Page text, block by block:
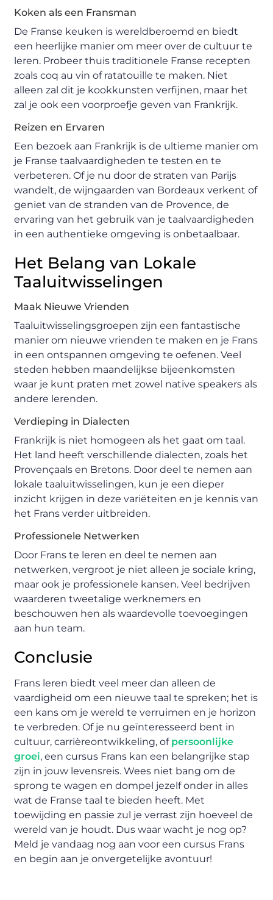
Koken als een Fransman
De Franse keuken is wereldberoemd en biedt
een heerlijke manier om meer over de cultuur te
leren. Probeer thuis traditionele Franse recepten
zoals coq au vin of ratatouille te maken. Niet
alleen zal dit je kookkunsten verfijnen, maar het
zal je ook een voorproefje geven van Frankrijk.
Reizen en Ervaren
Een bezoek aan Frankrijk is de ultieme manier om
je Franse taalvaardigheden te testen en te
verbeteren. Of je nu door de straten van Parijs
wandelt, de wijngaarden van Bordeaux verkent of
geniet van de stranden van de Provence, de
ervaring van het gebruik van je taalvaardigheden
in een authentieke omgeving is onbetaalbaar.
Het Belang van Lokale
Taaluitwisselingen
Maak Nieuwe Vrienden
Taaluitwisselingsgroepen zijn een fantastische
manier om nieuwe vrienden te maken en je Frans
in een ontspannen omgeving te oefenen. Veel
steden hebben maandelijkse bijeenkomsten
waar je kunt praten met zowel native speakers als
andere lerenden.
Verdieping in Dialecten
Frankrijk is niet homogeen als het gaat om taal.
Het land heeft verschillende dialecten, zoals het
Provençaals en Bretons. Door deel te nemen aan
lokale taaluitwisselingen, kun je een dieper
inzicht krijgen in deze variëteiten en je kennis van
het Frans verder uitbreiden.
Professionele Netwerken
Door Frans te leren en deel te nemen aan
netwerken, vergroot je niet alleen je sociale kring,
maar ook je professionele kansen. Veel bedrijven
waarderen tweetalige werknemers en
beschouwen hen als waardevolle toevoegingen
aan hun team.
Conclusie
Frans leren biedt veel meer dan alleen de
vaardigheid om een nieuwe taal te spreken; het is
een kans om je wereld te verruimen en je horizon
te verbreden. Of je nu geïnteresseerd bent in
cultuur, carrièreontwikkeling, ofpersoonlijke
groei, een cursus Frans kan een belangrijke stap
zijn in jouw levensreis. Wees niet bang om de
sprong te wagen en dompel jezelf onder in alles
wat de Franse taal te bieden heeft. Met
toewijding en passie zul je verrast zijn hoeveel de
wereld van je houdt. Dus waar wacht je nog op?
Meld je vandaag nog aan voor een cursus Frans
en begin aan je onvergetelijke avontuur!